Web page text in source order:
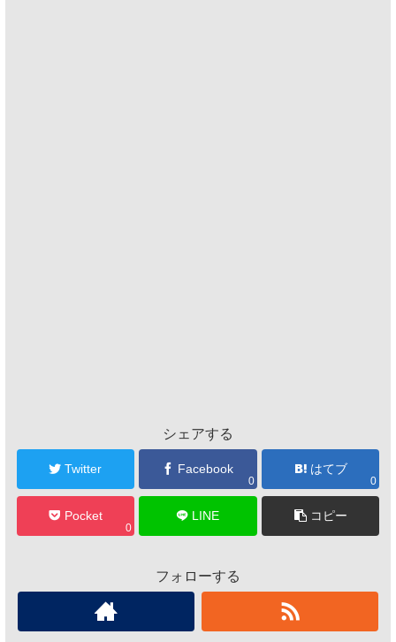
シェアする
Twitter Facebook
0
はてブ
0
Pocket
0
LINE コピー
フォローする